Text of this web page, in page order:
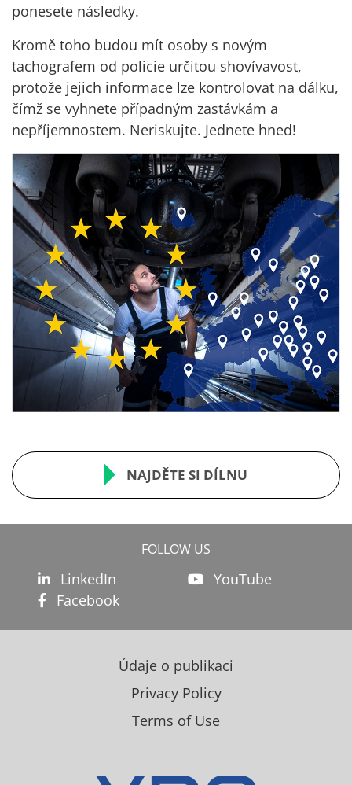
ponesete následky.
Kromě toho budou mít osoby s novým
tachografem od policie určitou shovívavost,
protože jejich informace lze kontrolovat na dálku,
čímž se vyhnete případným zastávkám a
nepříjemnostem. Neriskujte. Jednete hned!
NAJDĚTE SI DÍLNU
FOLLOW US
LinkedIn
YouTube
Facebook
Údaje o publikaci
Privacy Policy
Terms of Use